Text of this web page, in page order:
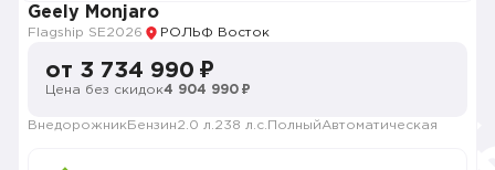
Geely Monjaro
Flagship SE2026 РОЛЬФ Восток
от 3 734 990 ₽
Цена без скидок4 904 990 ₽
Внедорожник Бензин2.0 л. 238 л.с. ПолныйАвтоматическая